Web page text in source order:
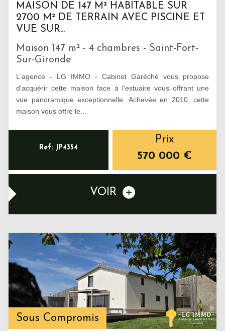
MAISON DE 147 M² HABITABLE SUR
2700 M² DE TERRAIN AVEC PISCINE ET
VUE SUR...
Maison 147 m² - 4 chambres - Saint-Fort-
Sur-Gironde
L'agence - LG IMMO - Cabinet Garéché vous propose
d'acquérir cette maison face à l'estuaire vous offrant une
vue panoramique exceptionnelle. Achevée en 2010, cette
maison vous offre le...
Ref: JP4354
Prix
570 000 €
VOIR
Sous Compromis